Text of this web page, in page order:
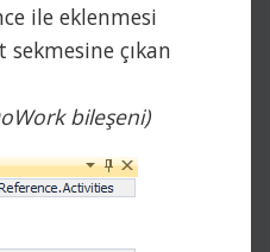
ile eklenmesi
çıkan
bileşeni)